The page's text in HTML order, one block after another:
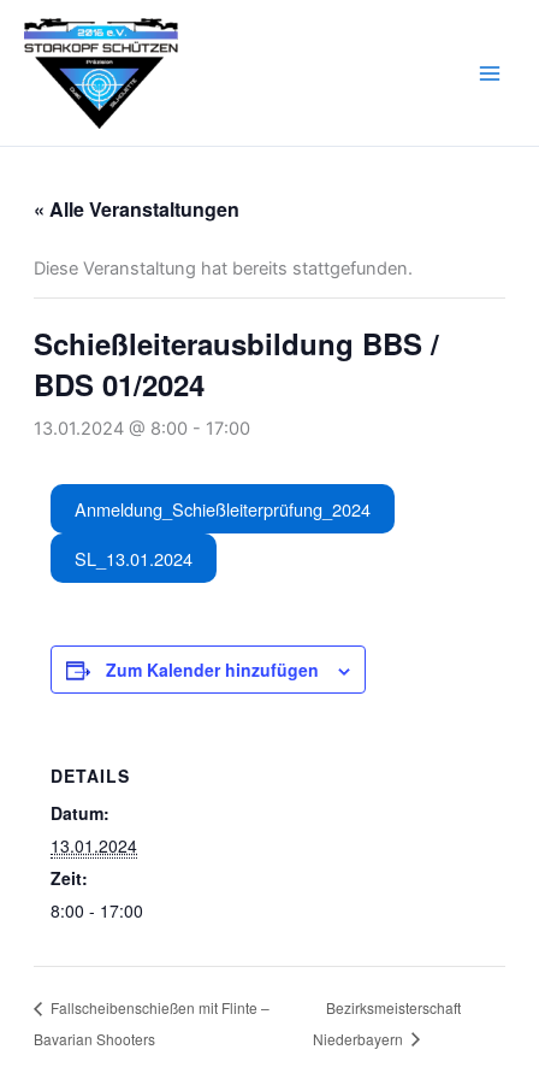
Inhalt
springen
« Alle Veranstaltungen
Diese Veranstaltung hat bereits stattgefunden.
Schießleiterausbildung BBS /
BDS 01/2024
13.01.2024 @ 8:00- 17:00
Anmeldung_Schießleiterprüfung_2024
SL_13.01.2024
Zum Kalender hinzufügen
DETAILS
Datum:
13.01.2024
Zeit:
8:00 - 17:00
Fallscheibenschießen mit Flinte –
Bavarian Shooters
Bezirksmeisterschaft
Niederbayern